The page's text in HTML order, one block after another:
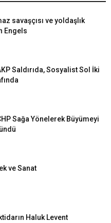
savaşçısı ve yoldaşlık
Engels
Saldırıda, Sosyalist Sol İki
Sağa Yönelerek Büyümeyi
ve Sanat
Haluk Levent